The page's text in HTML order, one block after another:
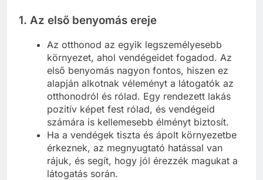
1. Az első benyomás ereje
Az otthonod az egyik legszemélyesebb
környezet, ahol vendégeidet fogadod. Az
első benyomás nagyon fontos, hiszen ez
alapján alkotnak véleményt a látogatók az
otthonodról és rólad. Egy rendezett lakás
pozitív képet fest rólad, és vendégeid
számára is kellemesebb élményt biztosít.
Ha a vendégek tiszta és ápolt környezetbe
érkeznek, az megnyugtató hatással van
rájuk, és segít, hogy jól érezzék magukat a
látogatás során.